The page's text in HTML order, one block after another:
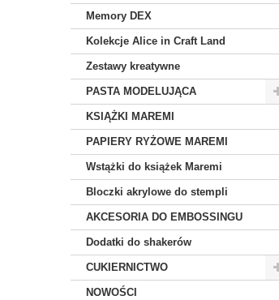
Memory DEX
Kolekcje Alice in Craft Land
Zestawy kreatywne
PASTA MODELUJĄCA
KSIĄŻKI MAREMI
PAPIERY RYŻOWE MAREMI
Wstążki do książek Maremi
Bloczki akrylowe do stempli
AKCESORIA DO EMBOSSINGU
Dodatki do shakerów
CUKIERNICTWO
NOWOŚCI